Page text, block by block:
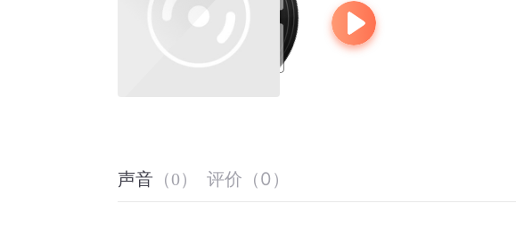
声音 （0） 评价 （0 ）